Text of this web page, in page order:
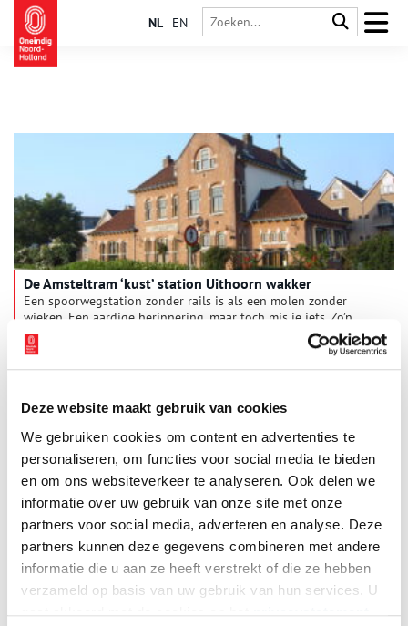
Deze website maakt gebruik van cookies
We gebruiken cookies om content en advertenties te
personaliseren, om functies voor social media te bieden
en om ons websiteverkeer te analyseren. Ook delen we
informatie over uw gebruik van onze site met onze
partners voor social media, adverteren en analyse. Deze
partners kunnen deze gegevens combineren met andere
informatie die u aan ze heeft verstrekt of die ze hebben
verzameld op basis van uw gebruik van hun services. U
NL EN
De Amsteltram ‘kust’ station Uithoorn wakker
Een spoorwegstation zonder rails is als een molen zonder
wieken. Een aardige herinnering, maar toch mis je iets. Zo’n
station staat in Uithoorn. Je mag er het etiket rijksmonument
op plakken, maar dat voelt als een troostprijs. De laatste trein
met passagiers reed in 1950 hier uit beeld. Als een toverfee
de tram komt hier deze zomer.
Wandelen van Schiphol naar Calslagen – deel 2
Een leeuw met een paling in zijn poten. Een landingsbaan in
het water. Een predikant die zijn kerk in brand schiet. Het